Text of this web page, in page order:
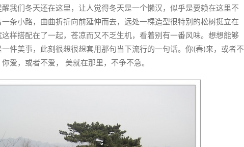
我们冬天还在这里，让人觉得冬天是一个懒汉，似乎是要赖在这里不
条小路，曲曲折折向前延伸而去，远处一棵造型很特别的松树挺立在
样搭配在了一起，苍凉而又不乏生机，看着别有一番风味。想想能够
件美事，此刻很想很想套用那句当下流行的一句话。你(春)来，或者不
爱，或者不爱， 美就在那里，不争不急。